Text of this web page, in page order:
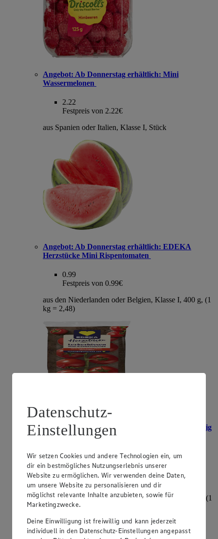
Angebot: Ab Donnerstag erhältlich: Mini
Wassermelonen
2.22
Festpreis von 2.22€
aus Spanien oder Italien, Klasse I, Stück
Angebot: Ab Donnerstag erhältlich: EDEKA
Herzstücke Mini Rispentomaten
0.99
Festpreis von 0.99€
aus den Niederlanden oder Belgien, Klasse I, 400 g, (1
kg = 2,48)
Angebot:Ab Donnerstag erhältlich: Gut & Günstig
Mixpaprika
0.88App
App Preis von 0.88€
1.29
Festpreis von 1.29€
aus Spanien oder den Niederlanden, Klasse I, 500 g, (1
kg = 2,58)
Datenschutz-
Einstellungen
Wir setzen Cookies und andere Technologien ein, um
dir ein bestmögliches Nutzungserlebnis unserer
Website zu ermöglichen. Wir verwenden deine Daten,
um unsere Website zu personalisieren und dir
möglichst relevante Inhalte anzubieten, sowie für
Marketingzwecke.
Deine Einwilligung ist freiwillig und kann jederzeit
individuell in den Datenschutz-Einstellungen angepasst